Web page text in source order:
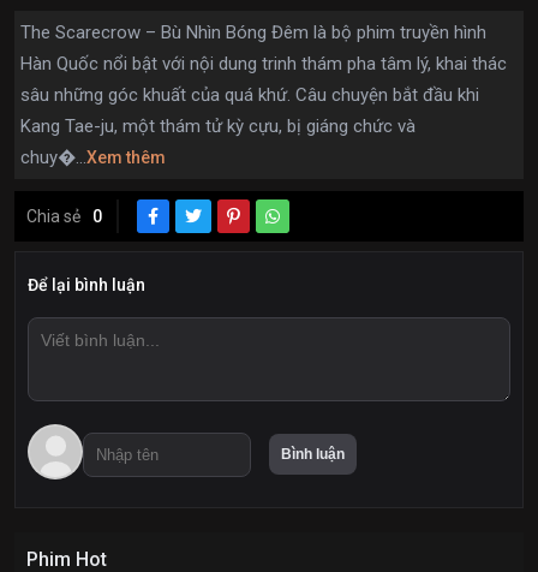
The Scarecrow – Bù Nhìn Bóng Đêm là bộ phim truyền hình
Hàn Quốc nổi bật với nội dung trinh thám pha tâm lý, khai thác
sâu những góc khuất của quá khứ. Câu chuyện bắt đầu khi
Kang Tae-ju, một thám tử kỳ cựu, bị giáng chức và
chuy�...Xem thêm
Chia sẻ 0
Để lại bình luận
Phim Hot